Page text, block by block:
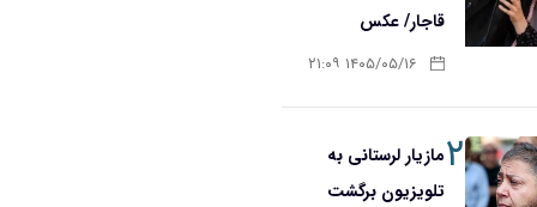
قاجار/ عکس
۱۴۰۵/۰۵/۱۶ ۲۱:۰۹
۲مازیار لرستانی به
تلویزیون برگشت